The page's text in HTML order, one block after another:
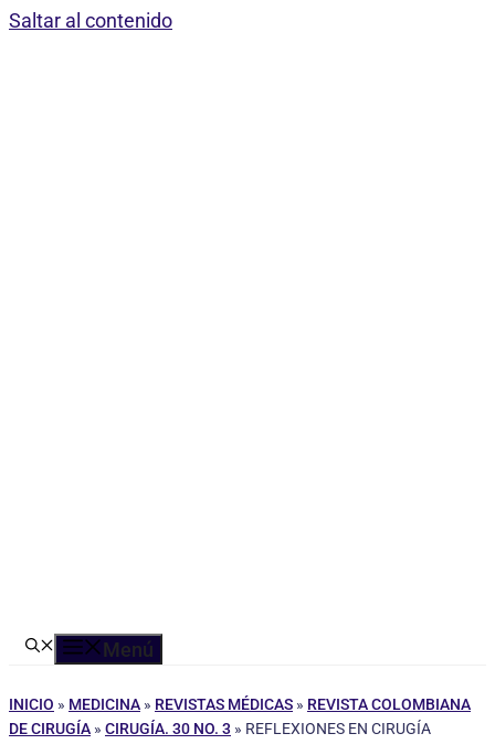
Saltar al contenido
Menú
INICIO » MEDICINA » REVISTAS MÉDICAS » REVISTA COLOMBIANA
DE CIRUGÍA » CIRUGÍA. 30 NO. 3 » REFLEXIONES EN CIRUGÍA